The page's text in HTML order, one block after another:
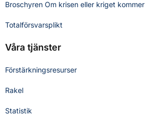
Broschyren Om krisen eller kriget kommer
Totalförsvarsplikt
Våra tjänster
Förstärkningsresurser
Rakel
Statistik